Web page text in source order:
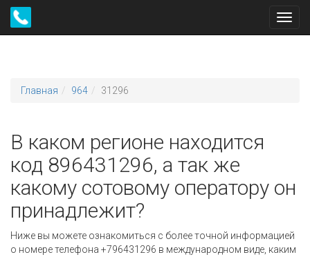
Главная 964 31296
В каком регионе находится
код 896431296, а так же
какому сотовому оператору он
принадлежит?
Ниже вы можете ознакомиться с более точной информацией
о номере телефона +796431296 в международном виде, каким